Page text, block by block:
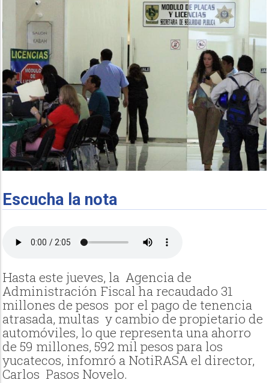
Escucha la nota
Hasta este jueves, la Agencia de
Administración Fiscal ha recaudado 31
millones de pesos por el pago de tenencia
atrasada, multas y cambio de propietario de
automóviles, lo que representa una ahorro
de 59 millones, 592 mil pesos para los
yucatecos, infomró a NotiRASA el director,
Carlos Pasos Novelo.